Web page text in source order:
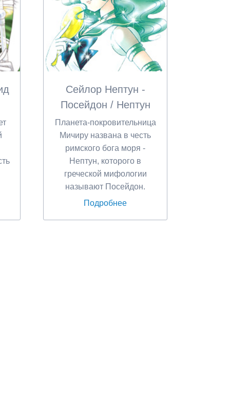
Сейлор Нептун -
Посейдон / Нептун
Планета-покровительница
Мичиру названа в честь
римского бога моря -
Нептун, которого в
греческой мифологии
называют Посейдон.
Подробнее